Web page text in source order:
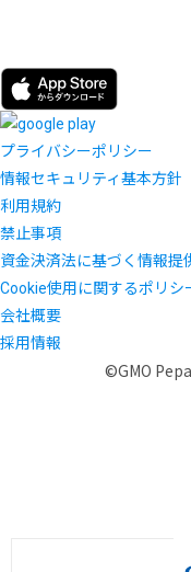
プライバシーポリシー
情報セキュリティ基本方針
利用規約
禁止事項
資金決済法に基づく情報提
Cookie使用に関するポリシ
会社概要
採用情報
©GMO